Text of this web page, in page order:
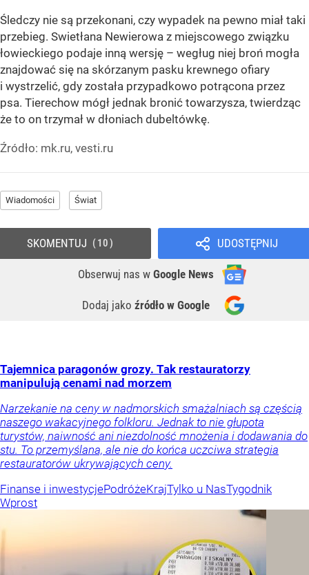
Śledczy nie są przekonani, czy wypadek na pewno miał taki
przebieg. Swietłana Newierowa z miejscowego związku
łowieckiego podaje inną wersję – wegług niej broń mogła
znajdować się na skórzanym pasku krewnego ofiary
i wystrzelić, gdy została przypadkowo potrącona przez
psa. Tierechow mógł jednak bronić towarzysza, twierdząc
że to on trzymał w dłoniach dubeltówkę.
Źródło: mk.ru, vesti.ru
Wiadomości Świat
UDOSTĘPNIJ
Obserwuj nas w Google News
Dodaj jako źródło w Google
SKOMENTUJ 10
Tajemnica paragonów grozy. Tak restauratorzy
manipulują cenami nad morzem
Narzekanie na ceny w nadmorskich smażalniach są częścią
naszego wakacyjnego folkloru. Jednak to nie głupota
turystów, naiwność ani niezdolność mnożenia i dodawania do
stu. To przemyślana, ale nie do końca uczciwa strategia
restauratorów ukrywających ceny.
Finanse i inwestycjePodróżeKrajTylko u NasTygodnik
Wprost